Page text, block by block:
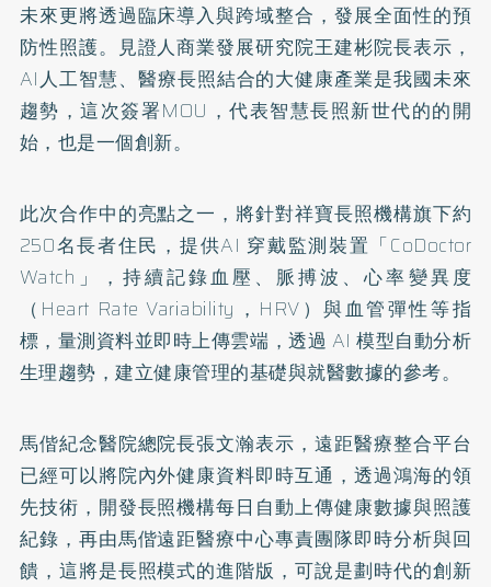
未來更將透過臨床導入與跨域整合，發展全面性的預
防性照護。見證人商業發展研究院王建彬院長表示，
AI人工智慧、醫療長照結合的大健康產業是我國未來
趨勢，這次簽署MOU，代表智慧長照新世代的的開
始，也是一個創新。
此次合作中的亮點之一，將針對祥寶長照機構旗下約
250名長者住民，提供AI 穿戴監測裝置「CoDoctor
Watch」，持續記錄血壓、脈搏波、心率變異度
（Heart Rate Variability，HRV）與血管彈性等指
標，量測資料並即時上傳雲端，透過 AI 模型自動分析
生理趨勢，建立健康管理的基礎與就醫數據的參考。
馬偕紀念醫院總院長張文瀚表示，遠距醫療整合平台
已經可以將院內外健康資料即時互通，透過鴻海的領
先技術，開發長照機構每日自動上傳健康數據與照護
紀錄，再由馬偕遠距醫療中心專責團隊即時分析與回
饋，這將是長照模式的進階版，可說是劃時代的創新